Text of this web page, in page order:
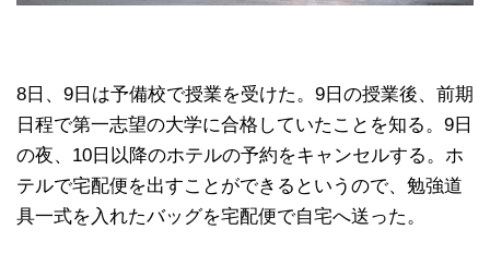
8日、9日は予備校で授業を受けた。9日の授業後、前期
日程で第一志望の大学に合格していたことを知る。9日
の夜、10日以降のホテルの予約をキャンセルする。ホ
テルで宅配便を出すことができるというので、勉強道
具一式を入れたバッグを宅配便で自宅へ送った。